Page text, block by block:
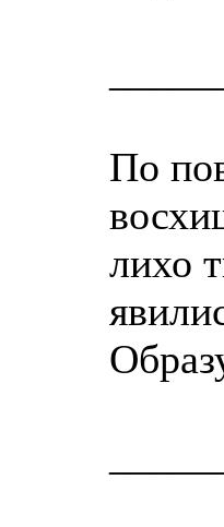
По
лихо